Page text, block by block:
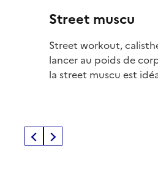
Street muscu
Street workout,
lancer au poids de
la street muscu est